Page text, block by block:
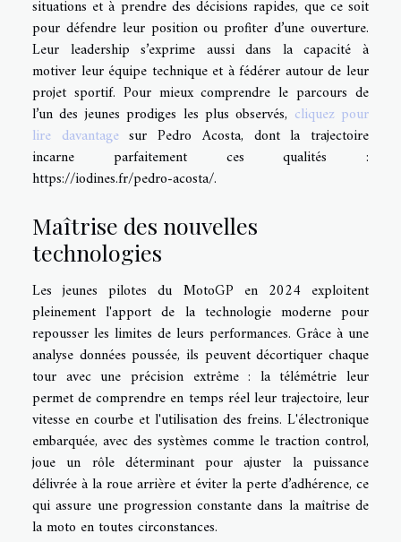
situations et à prendre des décisions rapides, que ce soit
pour défendre leur position ou profiter d’une ouverture.
Leur leadership s’exprime aussi dans la capacité à
motiver leur équipe technique et à fédérer autour de leur
projet sportif. Pour mieux comprendre le parcours de
l’un des jeunes prodiges les plus observés, cliquez pour
lire davantagesur Pedro Acosta, dont la trajectoire
incarne parfaitement ces qualités :
https://iodines.fr/pedro-acosta/.
Maîtrise des nouvelles
technologies
Les jeunes pilotes du MotoGP en 2024 exploitent
pleinement l'apport de la technologie moderne pour
repousser les limites de leurs performances. Grâce à une
analyse données poussée, ils peuvent décortiquer chaque
tour avec une précision extrême : la télémétrie leur
permet de comprendre en temps réel leur trajectoire, leur
vitesse en courbe et l'utilisation des freins. L'électronique
embarquée, avec des systèmes comme le traction control,
joue un rôle déterminant pour ajuster la puissance
délivrée à la roue arrière et éviter la perte d’adhérence, ce
qui assure une progression constante dans la maîtrise de
la moto en toutes circonstances.